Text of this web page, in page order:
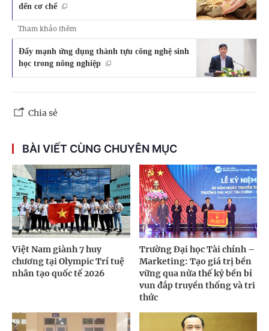
đến cơ chế
Tham khảo thêm
Đẩy mạnh ứng dụng thành tựu công nghệ sinh
học trong nông nghiệp
Chia sẻ
BÀI VIẾT CÙNG CHUYÊN MỤC
Việt Nam giành 7 huy
chương tại Olympic Trí tuệ
nhân tạo quốc tế 2026
Trường Đại học Tài chính –
Marketing: Tạo giá trị bền
vững qua nửa thế kỷ bền bỉ
vun đắp truyền thống và tri
thức